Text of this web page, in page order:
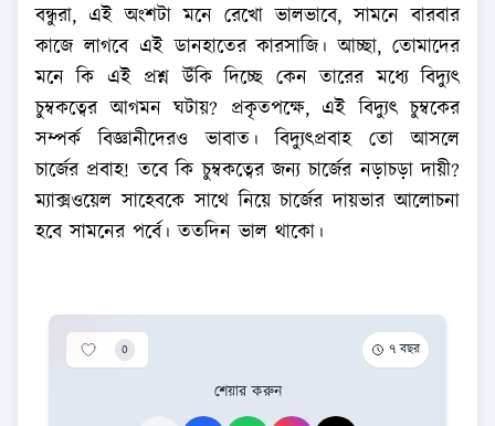
বন্ধুরা, এই অংশটা মনে রেখো ভালভাবে, সামনে বারবার
কাজে লাগবে এই ডানহাতের কারসাজি। আচ্ছা, তোমাদের
মনে কি এই প্রশ্ন উঁকি দিচ্ছে কেন তারের মধ্যে বিদ্যুৎ
চুম্বকত্বের আগমন ঘটায়? প্রকৃতপক্ষে, এই বিদ্যুৎ চুম্বকের
সম্পর্ক বিজ্ঞানীদেরও ভাবাত। বিদ্যুৎপ্রবাহ তো আসলে
চার্জের প্রবাহ! তবে কি চুম্বকত্বের জন্য চার্জের নড়াচড়া দায়ী?
ম্যাক্সওয়েল সাহেবকে সাথে নিয়ে চার্জের দায়ভার আলোচনা
হবে সামনের পর্বে। ততদিন ভাল থাকো।
0 ৭ বছর
শেয়ার করুন